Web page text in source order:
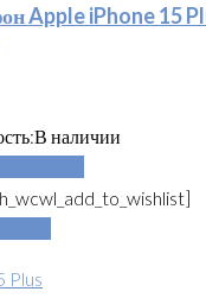
Apple iPhone 15
В наличии
Plus